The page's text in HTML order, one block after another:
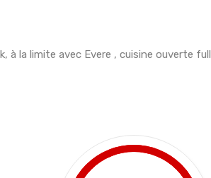
à la limite avec Evere , cuisine ouverte full